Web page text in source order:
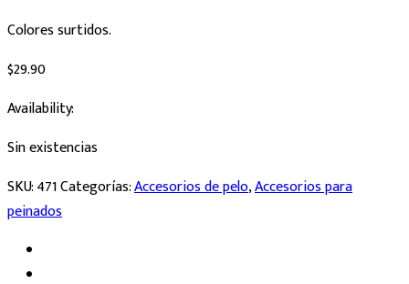
Colores surtidos.
$29.90
Availability:
Sin existencias
SKU:471Categorías:Accesorios de pelo,Accesorios para
peinados